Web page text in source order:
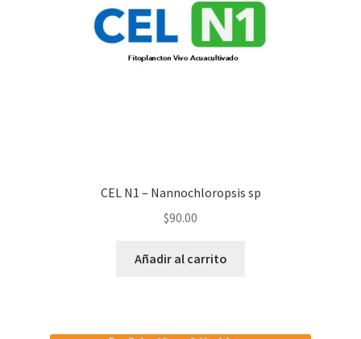
CEL N1 – Nannochloropsis sp
$90.00
Añadir al carrito